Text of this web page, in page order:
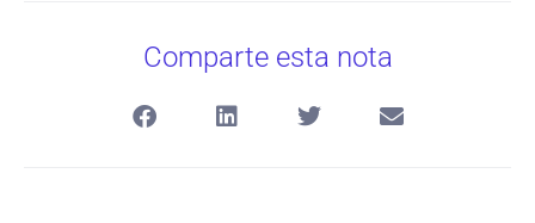
Comparte esta nota